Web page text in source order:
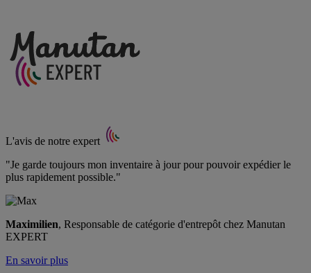
L'avis de notre expert
"Je garde toujours mon inventaire à jour pour pouvoir expédier le
plus rapidement possible."
Maximilien, Responsable de catégorie d'entrepôt chez Manutan
EXPERT
En savoir plus